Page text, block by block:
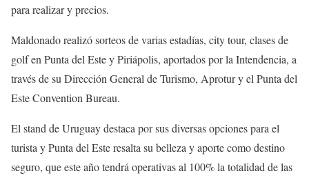
para realizar y precios.
Maldonado realizó sorteos de varias estadías, city tour, clases de
golf en Punta del Este y Piriápolis, aportados por la Intendencia, a
través de su Dirección General de Turismo, Aprotur y el Punta del
Este Convention Bureau.
El stand de Uruguay destaca por sus diversas opciones para el
turista y Punta del Este resalta su belleza y aporte como destino
seguro, que este año tendrá operativas al 100% la totalidad de las